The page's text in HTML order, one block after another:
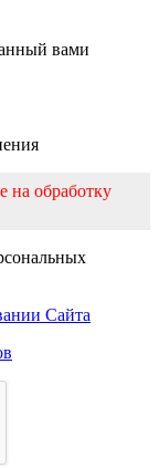
вами
на обработку
Сайта